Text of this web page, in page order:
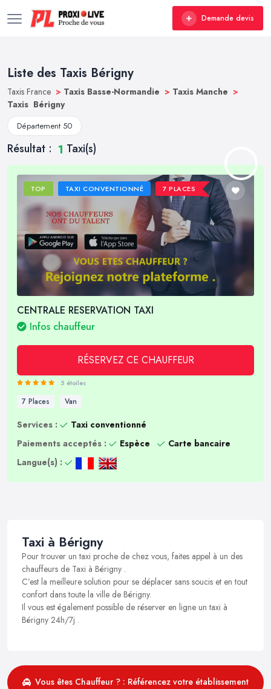
Demande devis
Liste des Taxis Bérigny
Taxis France > Taxis Basse-Normandie > Taxis Manche >
Taxis Bérigny
Département 50
Résultat : 1 Taxi(s)
TOP TAXI CONVENTIONNÉ 7 PLACES
CENTRALE RESERVATION TAXI
Infos chauffeur
RÉSERVEZ CE CHAUFFEUR
5 étoiles
7 Places Van
Services :
Taxi conventionné
Paiements acceptés :
Espèce
Carte bancaire
Langue(s) :
Taxi à Bérigny
Pour trouver un taxi proche de chez vous, faites appel à un des
chauffeurs de Taxi à Bérigny .
C’est la meilleure solution pour se déplacer sans soucis et en tout
confort dans toute la ville de Bérigny.
Il vous est également possible de réserver en ligne un taxi à
Bérigny 24h/7j .
Vous êtes Chauffeur ? : Référencez votre établissement